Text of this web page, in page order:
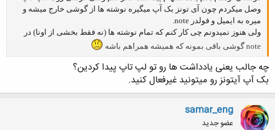
وصل میکردم چون آی تونز بک آپ میگیره نوشته ها از گوشی خارج میشه و
میره به ایمیل و فولدر note.
ولی هنوز نمیدونم چی کار کنم که تمام نوشته ها (نه فقط بخشی از اونا) در
note گوشی باقی بمونه که همیشه همراهم باشه
کلیک کنید تا باز شود...
چه جالب یعنی یادداشت ها رو تو لپ تاپ پیدا کردین؟
بک آپ آیتونز رو میتونید غیرفعال کنید.
samar_eng
عضو جدید